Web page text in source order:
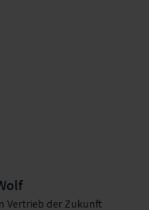
Vertrieb der Zukunft